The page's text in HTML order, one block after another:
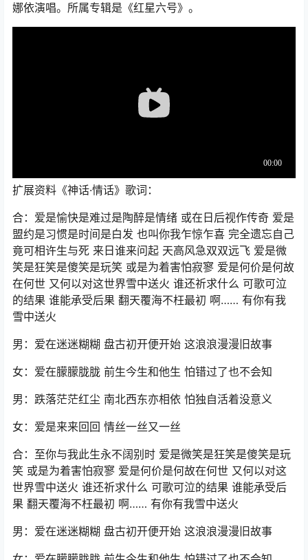
娜依演唱。所属专辑是《红星六号》。
扩展资料《神话·情话》歌词：
合：爱是愉快是难过是陶醉是情绪 或在日后视作传奇 爱是
盟约是习惯是时间是白发 也叫你我乍惊乍喜 完全遗忘自己
竟可相许生与死 来日谁来问起 天高风急双双远飞 爱是微
笑是狂笑是傻笑是玩笑 或是为着害怕寂寥 爱是何价是何故
在何世 又何以对这世界雪中送火 谁还祈求什么 可歌可泣
的结果 谁能承受后果 翻天覆海不枉最初 啊…… 有你有我
雪中送火
男：爱在迷迷糊糊 盘古初开便开始 这浪浪漫漫旧故事
女：爱在朦朦胧胧 前生今生和他生 怕错过了也不会知
男：跌落茫茫红尘 南北西东亦相依 怕独自活着没意义
女：爱是来来回回 情丝一丝又一丝
合：至你与我此生永不阔别时 爱是微笑是狂笑是傻笑是玩
笑 或是为着害怕寂寥 爱是何价是何故在何世 又何以对这
世界雪中送火 谁还祈求什么 可歌可泣的结果 谁能承受后
果 翻天覆海不枉最初 啊…… 有你有我雪中送火
男：爱在迷迷糊糊 盘古初开便开始 这浪浪漫漫旧故事